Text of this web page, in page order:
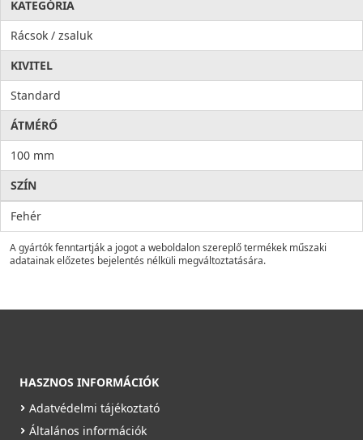
KATEGÓRIA
Rácsok / zsaluk
KIVITEL
Standard
ÁTMÉRŐ
100 mm
SZÍN
Fehér
A gyártók fenntartják a jogot a weboldalon szereplő termékek műszaki
adatainak előzetes bejelentés nélküli megváltoztatására.
HASZNOS INFORMÁCIÓK
Adatvédelmi tájékoztató
Általános információk